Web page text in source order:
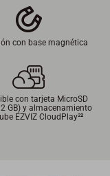
con base magnética
con tarjeta MicroSD
GB) y almacenamiento
EZVIZ CloudPlay²²